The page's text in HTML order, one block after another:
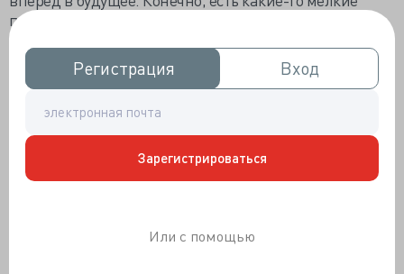
Регистрация
Регистрация Вход
Вход
Зарегистрироваться
Или с помощью
предметы, которые уже не радуют. Это может быть
нелюбимая работа, нелюбимый партнер, надоевший
быт и образ жизни. Но если эти вещи из жизни
пропадут, то все: будешь сам кувыркаться в этом
может задохнешься.
В среднем у людей существует несколько вариантов
будущего. Два из них универсальны для всех. Это
вариантов с той или иной дозой перевеса в плохую